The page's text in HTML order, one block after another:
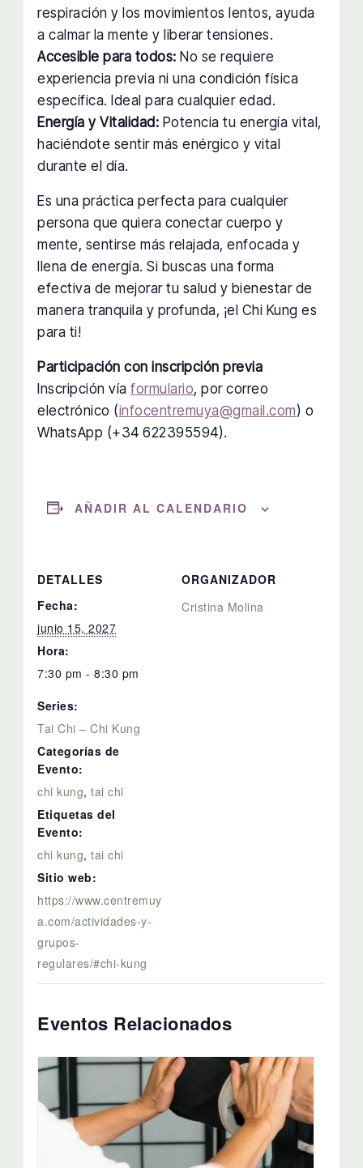
respiración y los movimientos lentos, ayuda
a calmar la mente y liberar tensiones.
Accesible para todos: No se requiere
experiencia previa ni una condición física
específica. Ideal para cualquier edad.
Energía y Vitalidad: Potencia tu energía vital,
haciéndote sentir más enérgico y vital
durante el día.
Es una práctica perfecta para cualquier
persona que quiera conectar cuerpo y
mente, sentirse más relajada, enfocada y
llena de energía. Si buscas una forma
efectiva de mejorar tu salud y bienestar de
manera tranquila y profunda, ¡el Chi Kung es
para ti!
Participación con inscripción previa
Inscripción víaformulario, por correo
electrónico (infocentremuya@gmail.com) o
WhatsApp (+34 622395594).
AÑADIR AL CALENDARIO
DETALLES
Fecha:
junio 15, 2027
Hora:
7:30 pm - 8:30 pm
Series:
Tai Chi – Chi Kung
Categorías de
Evento:
chi kung,tai chi
Etiquetas del
Evento:
chi kung,tai chi
Sitio web:
https://www.centremuy
a.com/actividades-y-
grupos-
regulares/#chi-kung
ORGANIZADOR
Cristina Molina
Eventos Relacionados